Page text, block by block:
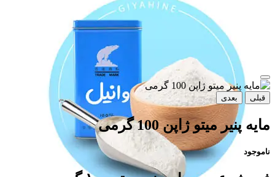
قبلی بعدی
مایه پنیر میتو ژاپن 100 گرمی
ناموجود